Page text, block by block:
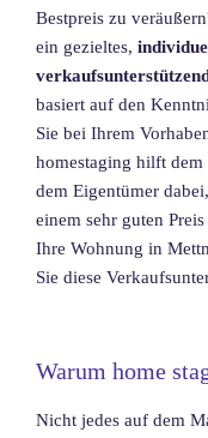
Bestpreis zu
ein gezieltes,
basiert auf den
Sie bei Ihrem
homestaging hilft
dem Eigentümer
einem sehr guten
Ihre Wohnung in
Sie diese
Warum home
Nicht jedes auf dem